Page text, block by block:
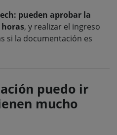
pueden aprobar la
, y realizar el ingreso
si la documentación es
puedo ir
mucho